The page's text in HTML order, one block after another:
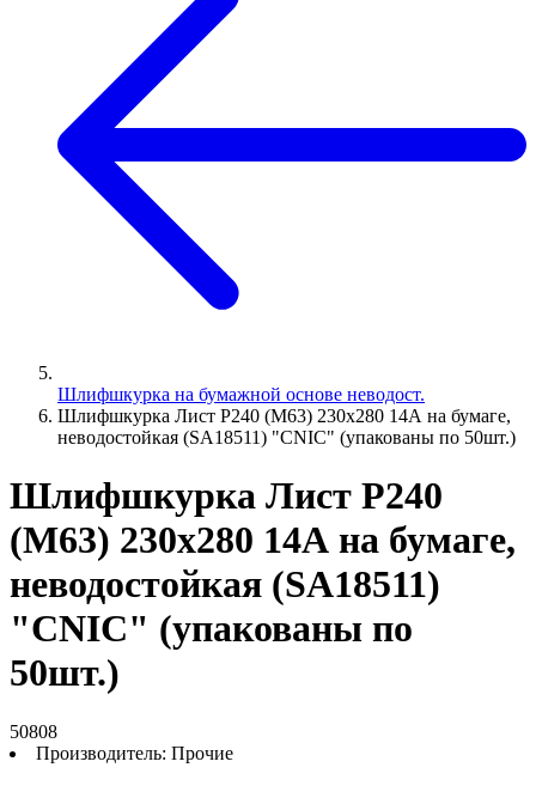
Шлифшкурка на бумажной основе неводост.
Шлифшкурка Лист Р240 (М63) 230х280 14А на бумаге,
неводостойкая (SA18511) "CNIC" (упакованы по 50шт.)
Шлифшкурка Лист Р240
(М63) 230х280 14А на бумаге,
неводостойкая (SA18511)
"CNIC" (упакованы по
50шт.)
50808
Производитель: Прочие